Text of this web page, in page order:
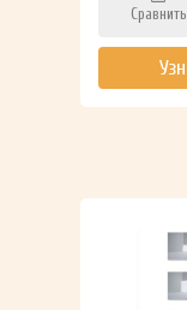
Сравнить